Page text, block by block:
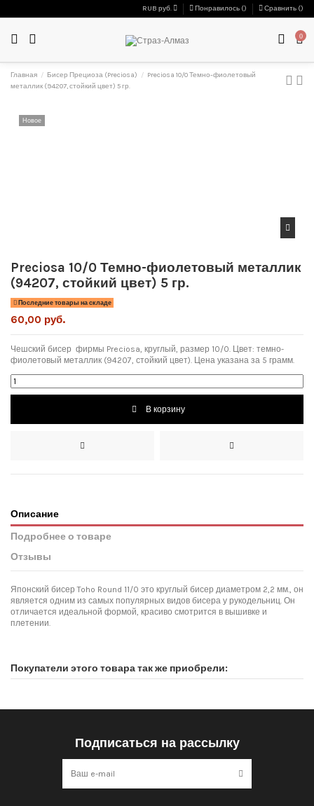
RUB руб. Понравилось () Сравнить ()
0
Главная Бисер Прециоза (Preciosa)
Preciosa 10/0 Темно-фиолетовый
металлик (94207, стойкий цвет) 5 гр.
Новое
Preciosa 10/0 Темно-фиолетовый металлик
(94207, стойкий цвет) 5 гр.
Последние товары на складе
60,00 руб.
Чешский бисер фирмы Preciosa, круглый, размер 10/0. Цвет: темно-
фиолетовый металлик (94207, стойкий цвет). Цена указана за 5 грамм.
В корзину
Описание
Подробнее о товаре
Отзывы
Японский бисер Toho Round 11/0 это круглый бисер диаметром 2,2 мм., он
является одним из самых популярных видов бисера у рукодельниц. Он
отличается идеальной формой, красиво смотрится в вышивке и
плетении.
Покупатели этого товара так же приобрели:
Подписаться на рассылку